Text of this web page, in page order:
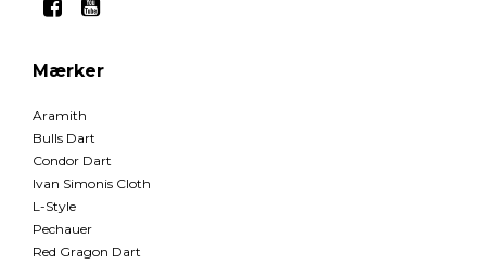
Mærker
Aramith
Bulls Dart
Condor Dart
Ivan Simonis Cloth
L-Style
Pechauer
Red Gragon Dart